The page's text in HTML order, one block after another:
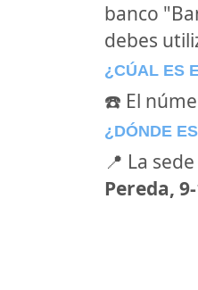
banco
debes
¿CÚAL ES
☎️ El
¿DÓNDE
📍 La
Pereda,